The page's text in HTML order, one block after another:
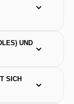
UND
SICH